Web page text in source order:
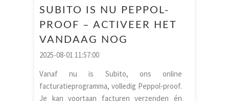
SUBITO IS NU PEPPOL-
PROOF – ACTIVEER HET
VANDAAG NOG
2025-08-01 11:57:00
Vanaf nu is Subito, ons online
facturatieprogramma, volledig Peppol-proof.
Je kan voortaan facturen verzenden én